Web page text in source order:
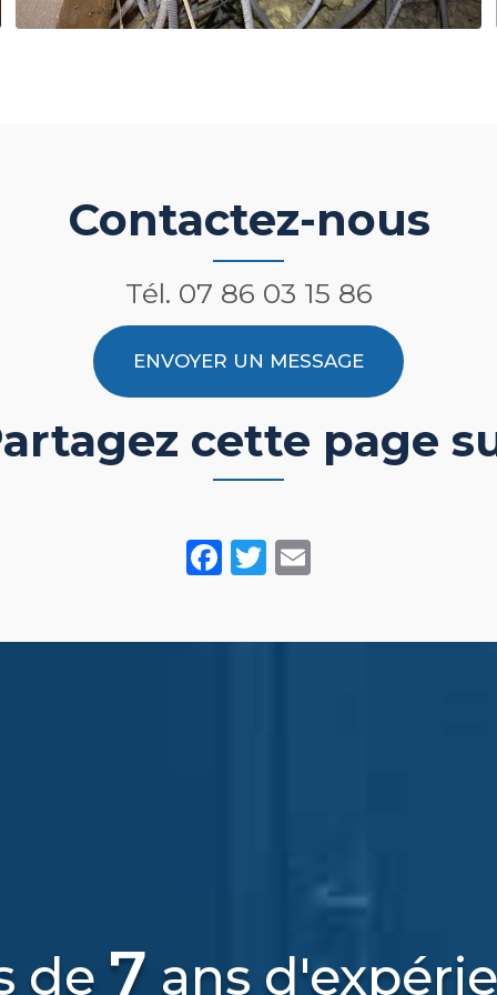
Contactez-nous
Tél. 07 86 03 15 86
ENVOYER UN MESSAGE
cette page
Facebook
Twitter
de 7 ans